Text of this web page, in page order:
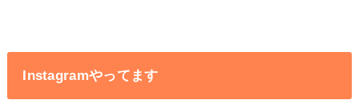
Instagramやってます